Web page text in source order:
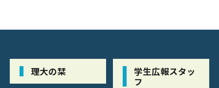
理大の栞
学生広報スタッ
フ